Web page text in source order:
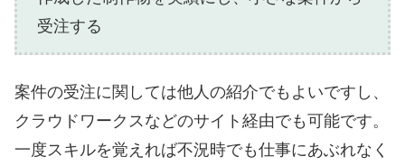
受注する
案件の受注に関しては他人の紹介でもよいですし、
クラウドワークスなどのサイト経由でも可能です。
一度スキルを覚えれば不況時でも仕事にあぶれなく